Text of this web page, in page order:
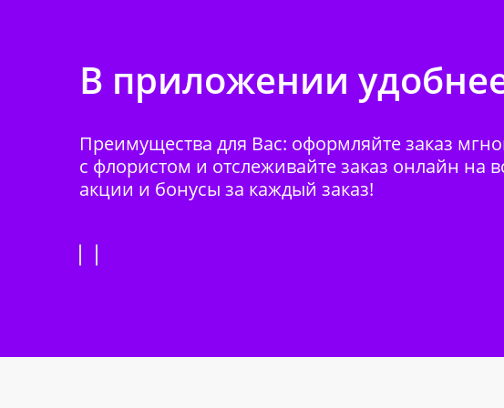
В приложении
Преимущества для Вас: оформляйте заказ
с флористом и отслеживайте заказ онлайн на
акции и бонусы за каждый заказ!